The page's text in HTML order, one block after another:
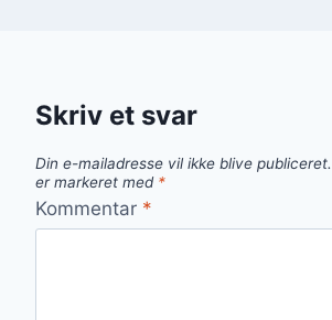
Skriv et svar
Din e-mailadresse vil ikke blive publiceret.
er markeret med *
Kommentar *